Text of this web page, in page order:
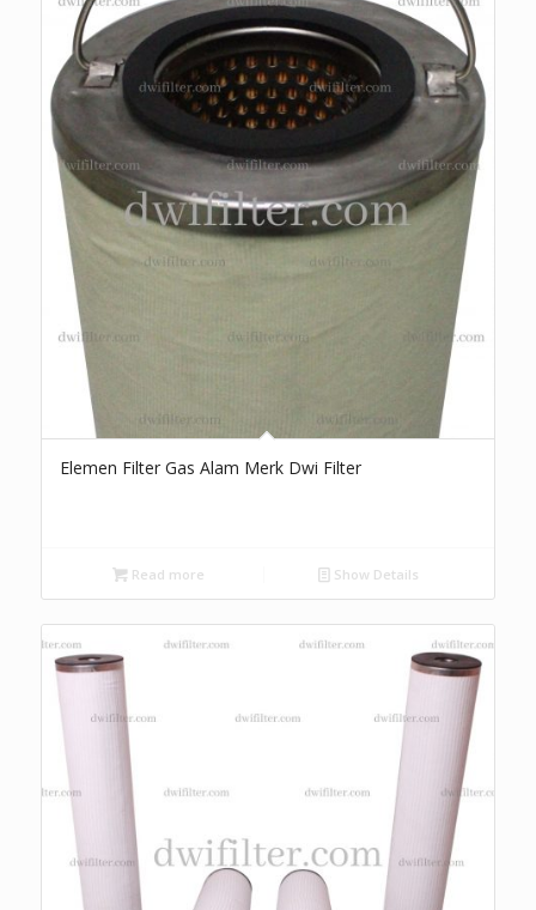
Elemen Filter Gas Alam Merk Dwi Filter
Read more Show Details